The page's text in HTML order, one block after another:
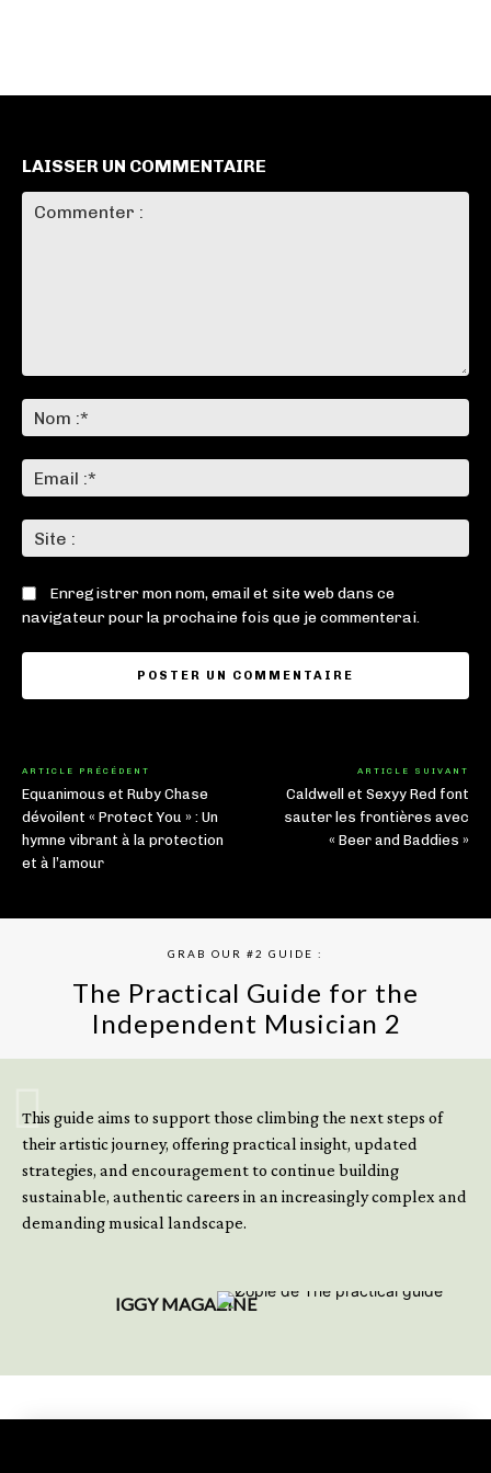
LAISSER UN COMMENTAIRE
:*
:*
:
Enregistrer mon nom, email et site web dans ce
navigateur pour la prochaine fois que je commenterai.
ARTICLE PRÉCÉDENT
Equanimous et Ruby Chase
dévoilent « Protect You » : Un
hymne vibrant à la protection
et à l’amour
ARTICLE SUIVANT
Caldwell et Sexyy Red font
sauter les frontières avec
« Beer and Baddies »
GRAB OUR #2 GUIDE :
The Practical Guide for the
Independent Musician 2
This guide aims to support those climbing the next steps of
their artistic journey, offering practical insight, updated
strategies, and encouragement to continue building
sustainable, authentic careers in an increasingly complex and
demanding musical landscape.
IGGY MAGAZINE